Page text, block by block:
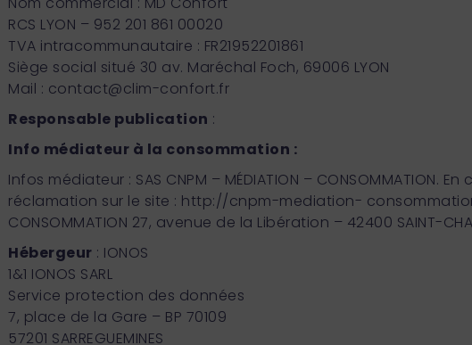
RCS LYON – 952 201 861 00020
TVA intracommunautaire : FR21952201861
Siège social situé 30 av. Maréchal Foch, 69006 LYON
Mail : contact@clim-confort.fr
Responsable publication :
Info médiateur à la consommation :
Infos médiateur : SAS CNPM – MÉDIATION –
réclamation sur le site : http://cnpm-mediation-
CONSOMMATION 27, avenue de la Libération – 42400 SAINT-
Hébergeur : IONOS
1&1 IONOS SARL
Service protection des données
7, place de la Gare – BP 70109
57201 SARREGUEMINES